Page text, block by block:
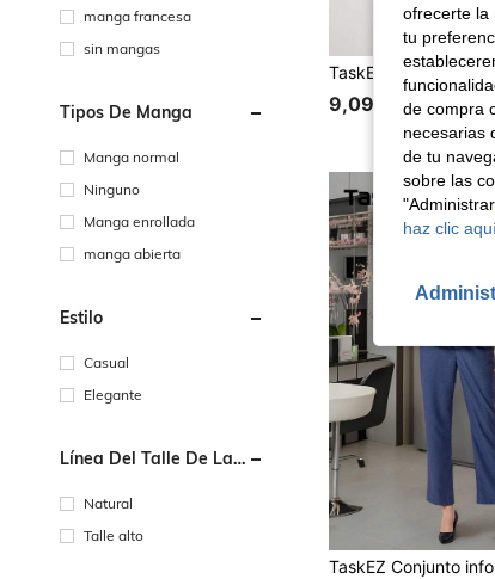
manga francesa
sin mangas
Tipos De Manga
Manga normal
Ninguno
Manga enrollada
manga abierta
Estilo
Casual
Elegante
Línea Del Talle De La
Natural
Talle alto
9,09€
ofrecerte la
tu
de compra
necesarias
de tu
sobre las
haz clic